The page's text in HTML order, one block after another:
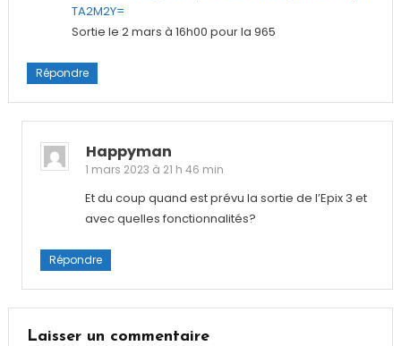
TA2M2Y=
Sortie le 2 mars à 16h00 pour la 965
Répondre
Happyman
1 mars 2023 à 21 h 46 min
Et du coup quand est prévu la sortie de l’Epix 3 et
avec quelles fonctionnalités?
Répondre
Laisser un commentaire